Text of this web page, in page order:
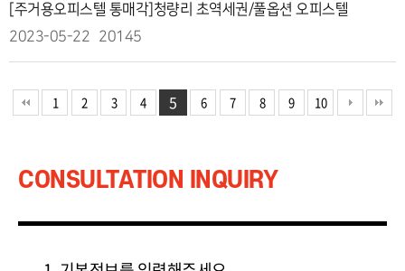
[주거용오피스텔 통매각]청량리 초역세권/풀옵션 오피스텔
2023-05-22
20145
1 2 3 4 5 6 7 8 9 10
CONSULTATION INQUIRY